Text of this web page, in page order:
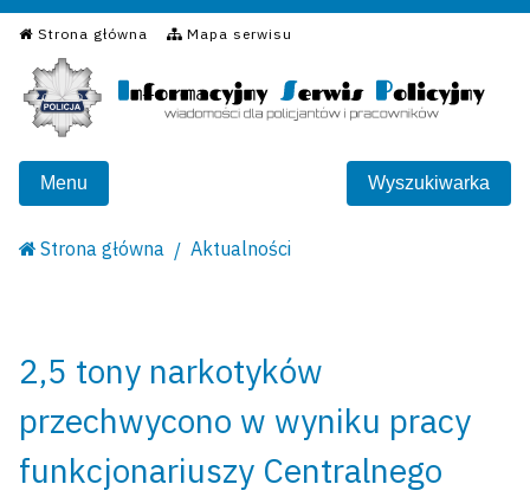
Strona główna Mapa serwisu
Informacyjny Serwis
Menu Wyszukiwarka
Strona główna Aktualności
2,5 tony narkotyków
przechwycono w wyniku pracy
funkcjonariuszy Centralnego